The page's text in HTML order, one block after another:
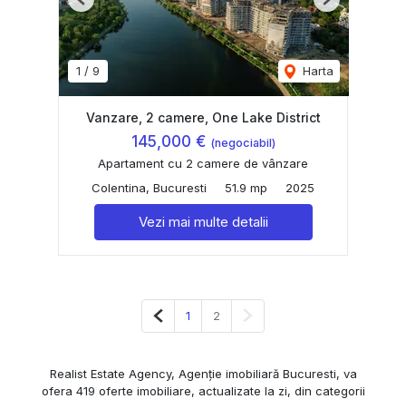
1 / 9 Harta
Previous Next
Vanzare, 2 camere, One Lake District
145,000 € (negociabil)
Apartament cu 2 camere de vânzare
Colentina, Bucuresti
51.9 mp 2025
Vezi mai multe detalii
Pagina anterioară
1 2
Realist Estate Agency, Agenție imobiliară Bucuresti, va
ofera 419 oferte imobiliare, actualizate la zi, din categorii